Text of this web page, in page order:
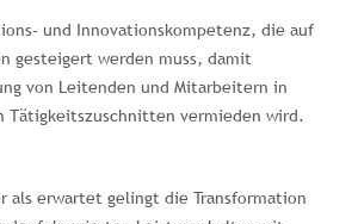
und Innovationskompetenz, die auf
gesteigert werden muss, damit
von Leitenden und Mitarbeitern in
Tätigkeitszuschnitten vermieden wird.
als erwartet gelingt die Transformation